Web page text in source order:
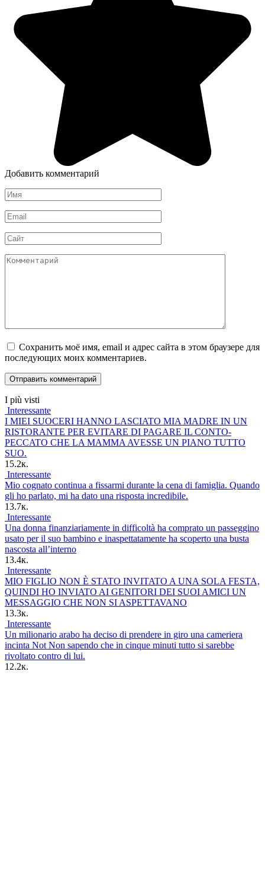
Добавить комментарий
Имя
*
Email
*
Сайт
Комментарий
Сохранить моё имя, email и адрес сайта в этом браузере для
последующих моих комментариев.
I più visti
Interessante
I MIEI SUOCERI HANNO LASCIATO MIA MADRE IN UN
RISTORANTE PER EVITARE DI PAGARE IL CONTO-
PECCATO CHE LA MAMMA AVESSE UN PIANO TUTTO
SUO.
15.2к.
Interessante
Mio cognato continua a fissarmi durante la cena di famiglia. Quando
gli ho parlato, mi ha dato una risposta incredibile.
13.7к.
Interessante
Una donna finanziariamente in difficoltà ha comprato un passeggino
usato per il suo bambino e inaspettatamente ha scoperto una busta
nascosta all’interno
13.4к.
Interessante
MIO FIGLIO NON È STATO INVITATO A UNA SOLA FESTA,
QUINDI HO INVIATO AI GENITORI DEI SUOI AMICI UN
MESSAGGIO CHE NON SI ASPETTAVANO
13.3к.
Interessante
Un milionario arabo ha deciso di prendere in giro una cameriera
incinta Not Non sapendo che in cinque minuti tutto si sarebbe
rivoltato contro di lui.
12.2к.